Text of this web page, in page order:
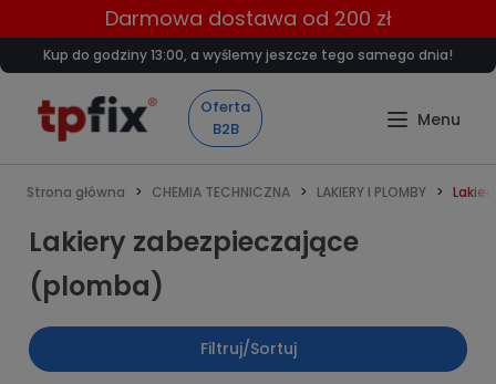
Darmowa dostawa od 200 zł
Kup do godziny 13:00, a wyślemy jeszcze tego samego dnia!
Oferta
B2B
Strona główna CHEMIA TECHNICZNA LAKIERY I PLOMBY
Lakiery zabezpieczające
(plomba)
Filtruj/Sortuj